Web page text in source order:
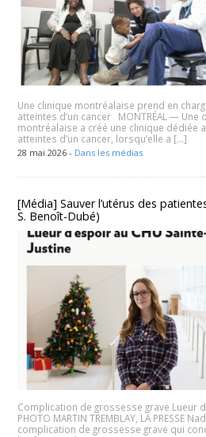
Une clinique montréalaise prend en
atteintes d’un cancer MONTRÉAL — Une
montréalaise a créé une clinique dédiée
atteintes d’un cancer, lorsqu’elle a […]
28 mai 2026 - Dans les médias
[Média] Sauver l’utérus des
S. Benoît-Dubé)
Complication de grossesse grave Lueur
PHOTO MARTIN TREMBLAY, LA PRESSE
complication de grossesse grave qui